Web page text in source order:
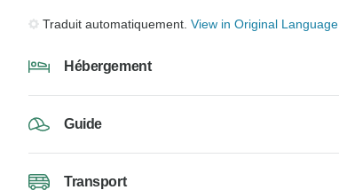
Traduit automatiquement. View in Original Language
Hébergement
Guide
Transport